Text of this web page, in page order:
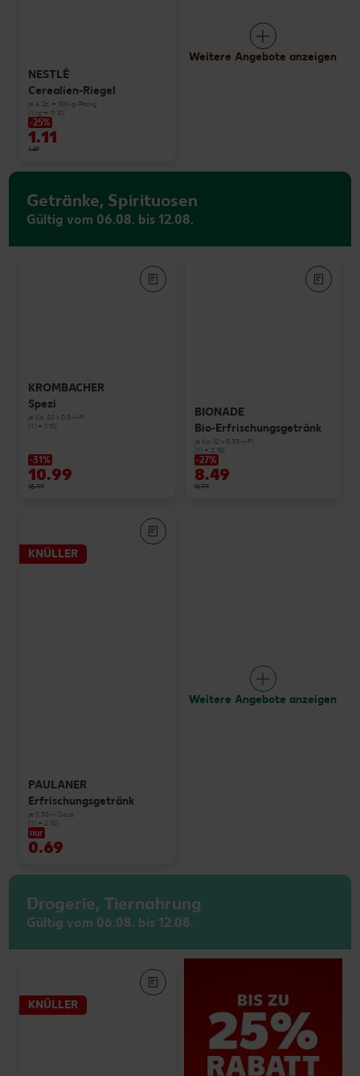
NESTLÉ
Cerealien-Riegel
je 4 St. = 100-g-Packg.
(1 kg = 11.10)
-25%
1.11
1.49
Weitere Angebote anzeigen
Getränke, Spirituosen
Gültig vom 06.08. bis 12.08.
KROMBACHER
Spezi
je Ka. 20 x 0,5-l-Fl.
(1 l = 1.10)
-31%
10.99
15.99
BIONADE
Bio-Erfrischungsgetränk
je Ka. 12 x 0,33-l-Fl.
(1 l = 2.15)
-27%
8.49
11.79
KNÜLLER
PAULANER
Erfrischungsgetränk
je 0,33-l-Dose
(1 l = 2.10)
nur
0.69
Weitere Angebote anzeigen
Drogerie, Tiernahrung
Gültig vom 06.08. bis 12.08.
KNÜLLER